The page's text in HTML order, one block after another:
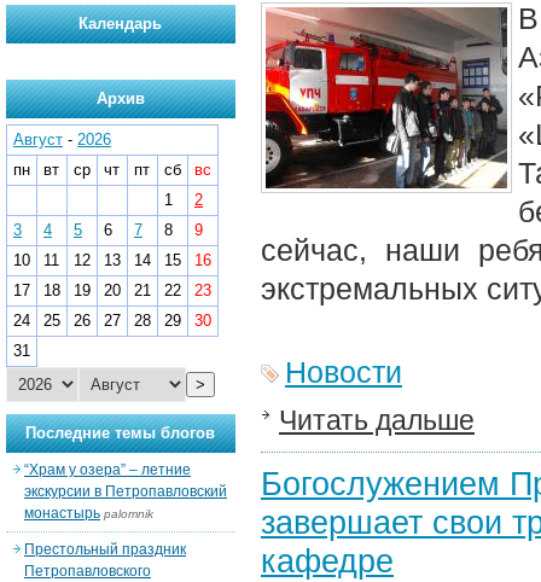
сейчас, наши
экстремальных
Новости
Читать дальше
Богослужением
завершает свои
кафедре
Календарь
Архив
Август - 2026
пн
вт ср чт пт сб
вс
1
2
3
4 5 6 7 8
9
10
11 12 13 14 15
16
17
18 19 20 21 22
23
24
25 26 27 28 29
30
31
>
Последние темы блогов
“Храм у озера” – летние
экскурсии в Петропавловский
монастырь palomnik
Престольный праздник
Петропавловского